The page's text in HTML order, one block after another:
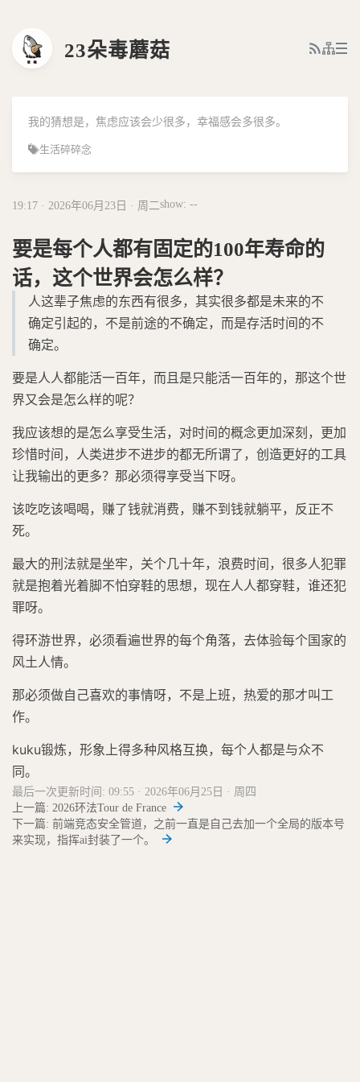
23朵毒蘑菇
我的猜想是，焦虑应该会少很多，幸福感会多很多。
生活碎碎念
19:17 · 2026年06月23日 · 周二show: --
要是每个人都有固定的100年寿命的
话，这个世界会怎么样？
人这辈子焦虑的东西有很多，其实很多都是未来的不
确定引起的，不是前途的不确定，而是存活时间的不
确定。
要是人人都能活一百年，而且是只能活一百年的，那这个世
界又会是怎么样的呢？
我应该想的是怎么享受生活，对时间的概念更加深刻，更加
珍惜时间，人类进步不进步的都无所谓了，创造更好的工具
让我输出的更多？那必须得享受当下呀。
该吃吃该喝喝，赚了钱就消费，赚不到钱就躺平，反正不
死。
最大的刑法就是坐牢，关个几十年，浪费时间，很多人犯罪
就是抱着光着脚不怕穿鞋的思想，现在人人都穿鞋，谁还犯
罪呀。
得环游世界，必须看遍世界的每个角落，去体验每个国家的
风土人情。
那必须做自己喜欢的事情呀，不是上班，热爱的那才叫工
作。
kuku锻炼，形象上得多种风格互换，每个人都是与众不
同。
最后一次更新时间: 09:55 · 2026年06月25日 · 周四
上一篇: 2026环法Tour de France
下一篇: 前端竞态安全管道，之前一直是自己去加一个全局的版本号
来实现，指挥ai封装了一个。